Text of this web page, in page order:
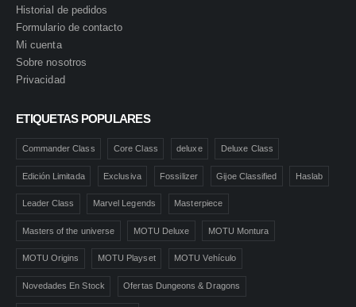
Historial de pedidos
Formulario de contacto
Mi cuenta
Sobre nosotros
Privacidad
ETIQUETAS POPULARES
Commander Class Core Class deluxe Deluxe Class
Edición Limitada Exclusiva Fossilizer Gijoe Classified Haslab
Leader Class Marvel Legends Masterpiece
Masters of the universe MOTU Deluxe MOTU Montura
MOTU Origins MOTU Playset MOTU Vehículo
Novedades En Stock Ofertas Dungeons & Dragons